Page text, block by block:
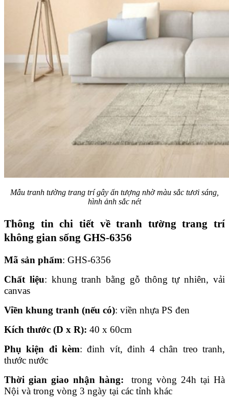
Mẫu tranh tường trang trí gây ấn tượng nhờ màu sắc tươi sáng,
hình ảnh sắc nét
Thông tin chi tiết về tranh tường trang trí
không gian sống GHS-6356
Mã sản phẩm: GHS-6356
Chất liệu: khung tranh bằng gỗ thông tự nhiên, vải
canvas
Viền khung tranh (nếu có): viền nhựa PS đen
Kích thước (D x R): 40 x 60cm
Phụ kiện đi kèm: đinh vít, đinh 4 chân treo tranh,
thước nước
Thời gian giao nhận hàng:trong vòng 24h tại Hà
Nội và trong vòng 3 ngày tại các tỉnh khác